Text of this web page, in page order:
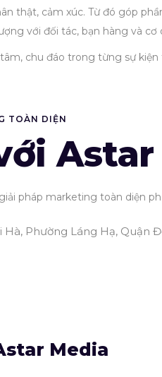
thật, cảm xúc. Từ đó góp
với đối tác, bạn hàng và cơ
chu đáo trong từng sự
TOÀN DIỆN
pháp marketing toàn diện
Hà, Phường Láng Hạ, Quận
Media